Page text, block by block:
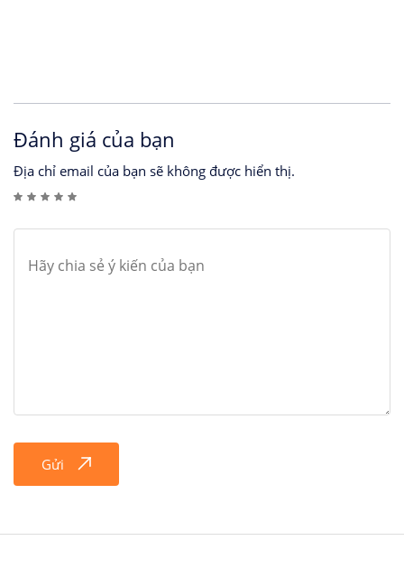
Đánh giá của bạn
Địa chỉ email của bạn sẽ không được hiển thị.
Gửi